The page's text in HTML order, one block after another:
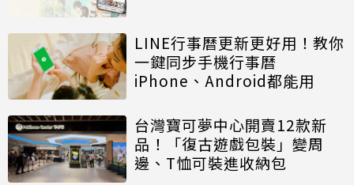
LINE行事曆更新更好用！教你
一鍵同步手機行事曆
iPhone、Android都能用
台灣寶可夢中心開賣12款新
品！「復古遊戲包裝」變周
邊、T恤可裝進收納包